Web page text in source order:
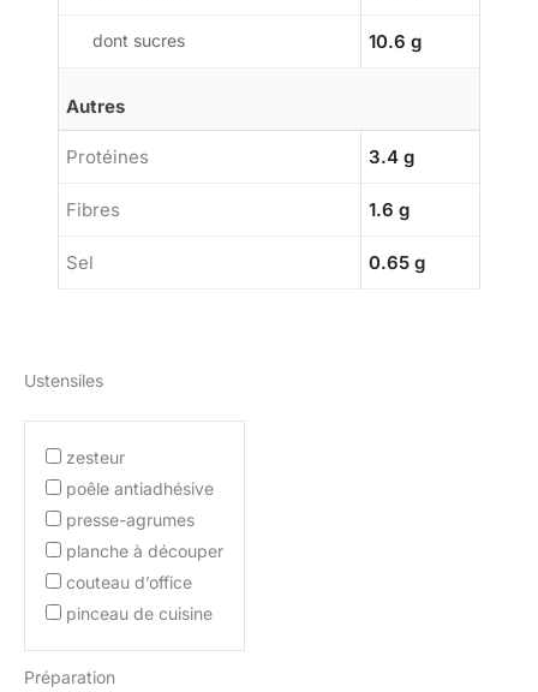
dont sucres 10.6 g
Autres
Protéines 3.4 g
Fibres 1.6 g
Sel 0.65 g
Ustensiles
zesteur
poêle antiadhésive
presse-agrumes
planche à découper
couteau d’office
pinceau de cuisine
Préparation